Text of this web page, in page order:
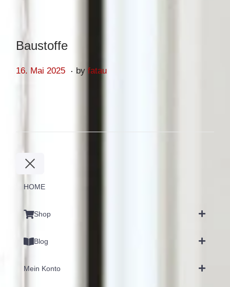
Baustoffe
Posted on
16. Mai 2025 1. by fatau
HOME
Shop
Blog
Mein Konto